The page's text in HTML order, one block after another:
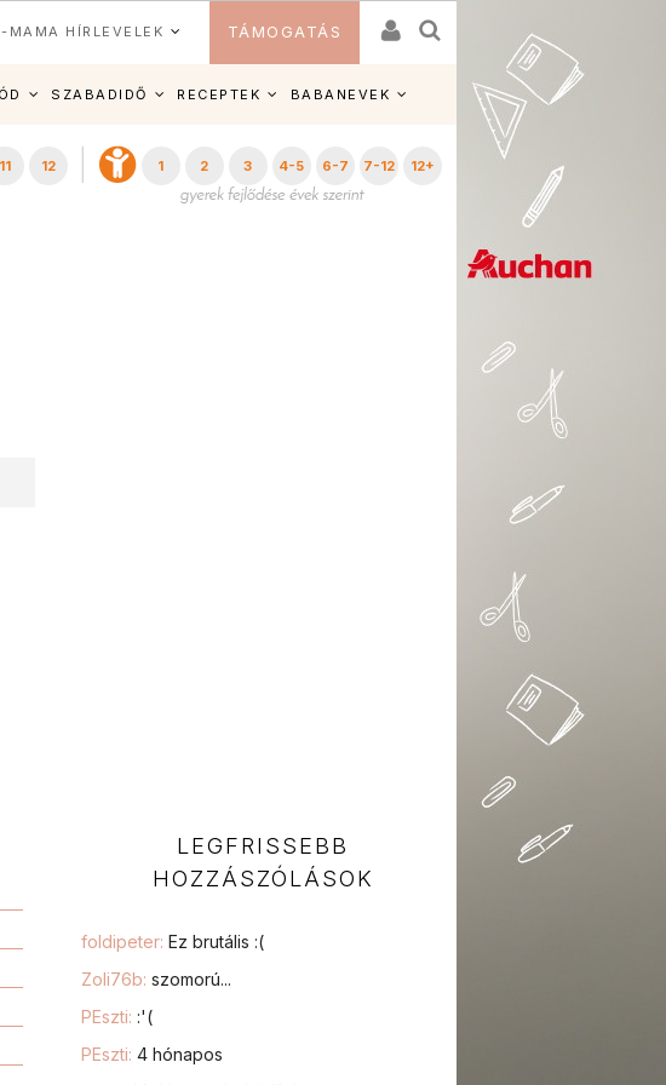
MAMA HÍRLEVELEK TÁMOGATÁS
SZABADIDŐ RECEPTEK BABANEVEK
11 12 1 2 3 4-5 6-7 7-12 12+
LEGFRISSEBB
HOZZÁSZÓLÁSOK
foldipeter: Ez brutális :(
Zoli76b: szomorú...
PEszti: :'(
PEszti: 4 hónapos